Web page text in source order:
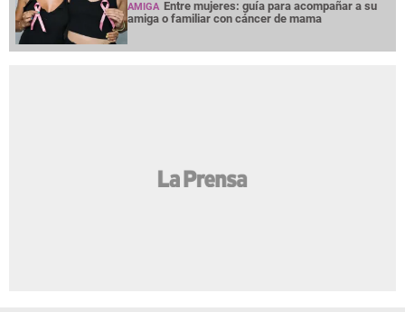
AMIGA Entre mujeres: guía para acompañar a su
amiga o familiar con cáncer de mama